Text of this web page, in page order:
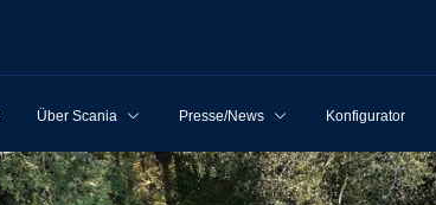
Über Scania Presse/News Konfigurator